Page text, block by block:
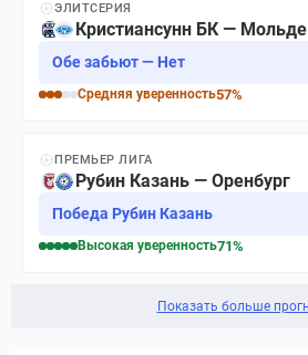
ЭЛИТСЕРИЯ
Кристиансунн БК — Мольде
Обе забьют — Нет
Средняя уверенность57%
ПРЕМЬЕР ЛИГА
Рубин Казань — Оренбург
Победа Рубин Казань
Высокая уверенность71%
Показать больше